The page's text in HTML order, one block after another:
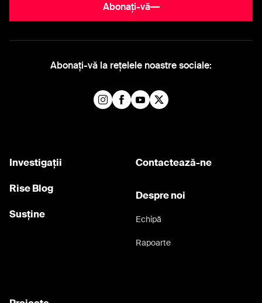
Abonați-vă
Abonați-vă la rețelele noastre sociale:
Investigații
Rise Blog
Susține
Contactează-ne
Despre noi
Echipă
Rapoarte